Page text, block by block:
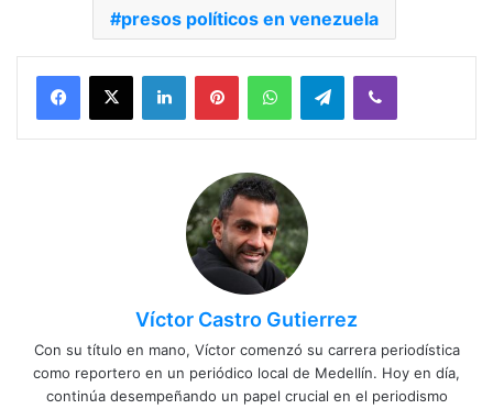
presos políticos en venezuela
Facebook
X LinkedInPinterestWhatsAppTelegramViber
Víctor Castro Gutierrez
Con su título en mano, Víctor comenzó su carrera periodística
como reportero en un periódico local de Medellín. Hoy en día,
continúa desempeñando un papel crucial en el periodismo